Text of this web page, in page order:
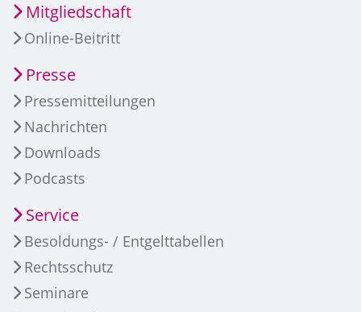
Mitgliedschaft
Online-Beitritt
Presse
Pressemitteilungen
Nachrichten
Downloads
Podcasts
Service
Besoldungs- / Entgelttabellen
Rechtsschutz
Seminare